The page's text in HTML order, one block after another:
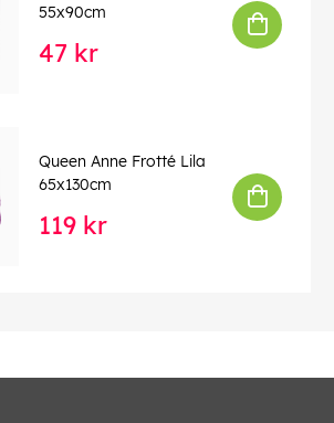
55x90cm
47 kr
Queen Anne Frotté Lila
65x130cm
119 kr